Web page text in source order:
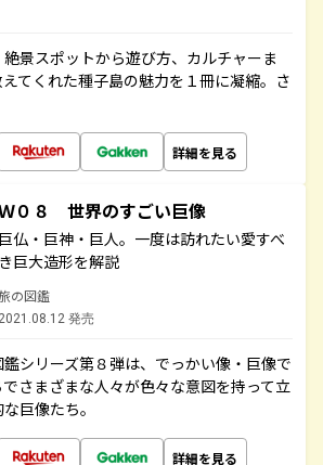
景スポットから遊び方、カルチャーま
てくれた種子島の魅力を１冊に凝縮。さ
詳細を見る
０８ 世界のすごい巨像
巨仏・巨神・巨人。一度は訪れたい愛すべ
き巨大造形を解説
の図鑑
2021.08.12 発売
鑑シリーズ第８弾は、でっかい像・巨像で
さまざまな人々が色々な意図を持って立
巨像たち。
詳細を見る